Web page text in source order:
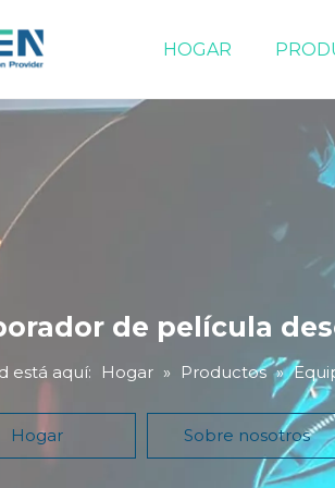
HOGAR
de película
está aquí: Hogar » Productos »
Hogar Sobre nosotros